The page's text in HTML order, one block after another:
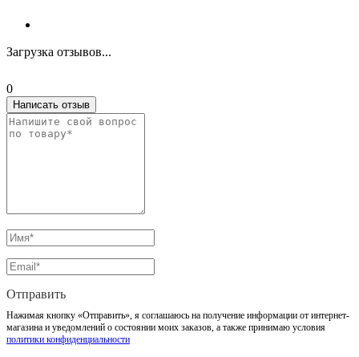
Загрузка отзывов...
0
Написать отзыв
Отправить
Нажимая кнопку «Отправить», я соглашаюсь на получение информации от интернет-
магазина и уведомлений о состоянии моих заказов, а также принимаю условия
политики конфиденциальности